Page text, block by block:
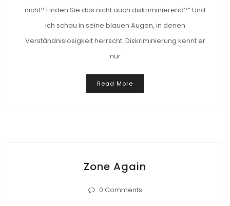
nicht? Finden Sie das nicht auch diskriminierend?“ Und
ich schau in seine blauen Augen, in denen
Verständnislosigkeit herrscht. Diskriminierung kennt er
nur
Read More
Zone Again
0 Comments